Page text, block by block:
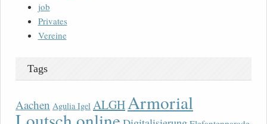
job
Privates
Vereine
Tags
Aachen Agulia Igel ALGHArmorial